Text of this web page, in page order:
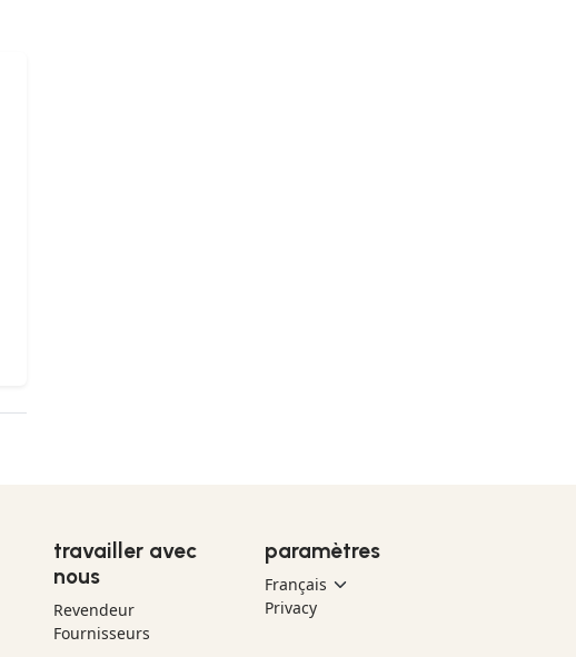
travailler avec
nous
Revendeur
Fournisseurs
paramètres
Privacy